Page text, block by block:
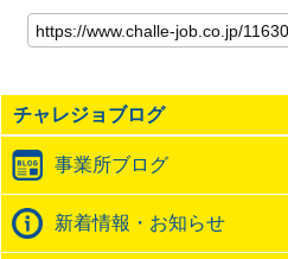
の
記
の
ト
ッ
ク
バ
ッ
チャレジョブログ
事業所ブログ
新着情報・お知らせ